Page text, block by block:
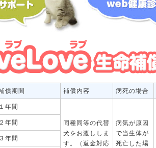
償期間 補償内容 病死の場合
１年間
同種同等の代替
犬をお渡ししま
す。（返金対応
病気が原因
で当生体が
死亡した場
２年間
３年間